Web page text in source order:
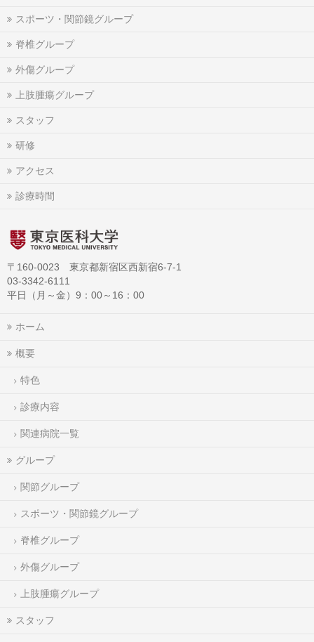
スポーツ・関節鏡グループ
脊椎グループ
外傷グループ
上肢腫瘍グループ
スタッフ
研修
アクセス
診療時間
〒160-0023 東京都新宿区西新宿6-7-1
03-3342-6111
平日（月～金）9：00～16：00
ホーム
概要
特色
診療内容
関連病院一覧
グループ
関節グループ
スポーツ・関節鏡グループ
脊椎グループ
外傷グループ
上肢腫瘍グループ
スタッフ